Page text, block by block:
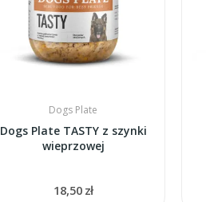
Dogs Plate
Dogs Plate TASTY z szynki
wieprzowej
18,50 zł